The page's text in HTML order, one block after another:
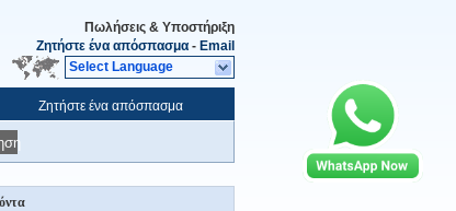
Πωλήσεις & Υποστήριξη
Ζητήστε ένα απόσπασμα - Email
Select Language
Ζητήστε ένα απόσπασμα